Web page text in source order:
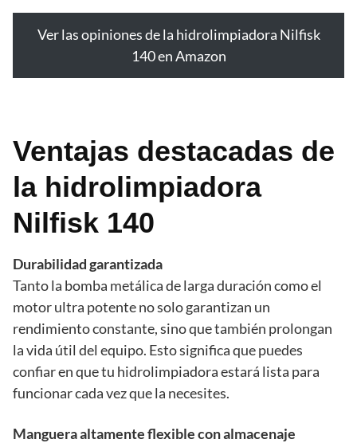
Ver las opiniones de la hidrolimpiadora Nilfisk
140 en Amazon
Ventajas destacadas de
la hidrolimpiadora
Nilfisk 140
Durabilidad garantizada
Tanto la bomba metálica de larga duración como el
motor ultra potente no solo garantizan un
rendimiento constante, sino que también prolongan
la vida útil del equipo. Esto significa que puedes
confiar en que tu hidrolimpiadora estará lista para
funcionar cada vez que la necesites.
Manguera altamente flexible con almacenaje